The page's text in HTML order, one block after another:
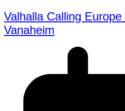
Valhalla Calling Europe
Vanaheim